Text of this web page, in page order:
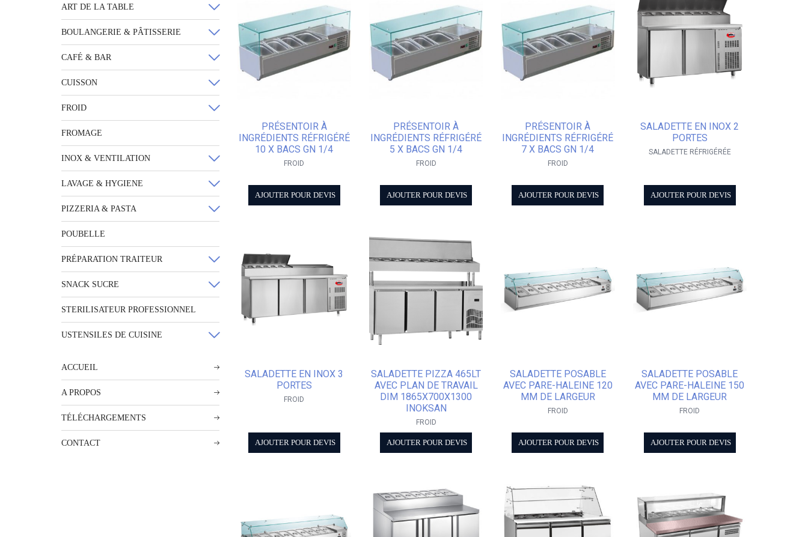
ART DE LA TABLE
BOULANGERIE & PÂTISSERIE
CAFÉ & BAR
CUISSON
FROID
FROMAGE
INOX & VENTILATION
LAVAGE & HYGIENE
PIZZERIA & PASTA
POUBELLE
PRÉPARATION TRAITEUR
SNACK SUCRE
STERILISATEUR PROFESSIONNEL
USTENSILES DE CUISINE
ACCUEIL
A PROPOS
TÉLÉCHARGEMENTS
CONTACT
PRÉSENTOIR À
INGRÉDIENTS RÉFRIGÉRÉ
10 X BACS GN 1/4
FROID
AJOUTER POUR DEVIS
PRÉSENTOIR À
INGRÉDIENTS RÉFRIGÉRÉ
5 X BACS GN 1/4
FROID
AJOUTER POUR DEVIS
PRÉSENTOIR À
INGRÉDIENTS RÉFRIGÉRÉ
7 X BACS GN 1/4
FROID
AJOUTER POUR DEVIS
SALADETTE EN INOX 2
PORTES
SALADETTE RÉFRIGÉRÉE
AJOUTER POUR DEVIS
SALADETTE EN INOX 3
PORTES
FROID
AJOUTER POUR DEVIS
SALADETTE PIZZA 465LT
AVEC PLAN DE TRAVAIL
DIM 1865X700X1300
INOKSAN
FROID
AJOUTER POUR DEVIS
SALADETTE POSABLE
AVEC PARE-HALEINE 120
MM DE LARGEUR
FROID
AJOUTER POUR DEVIS
SALADETTE POSABLE
AVEC PARE-HALEINE 150
MM DE LARGEUR
FROID
AJOUTER POUR DEVIS